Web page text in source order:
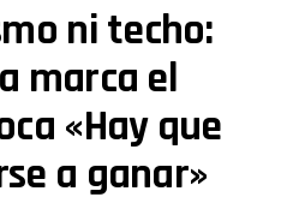
ni techo:
marca el
«Hay que
a ganar»